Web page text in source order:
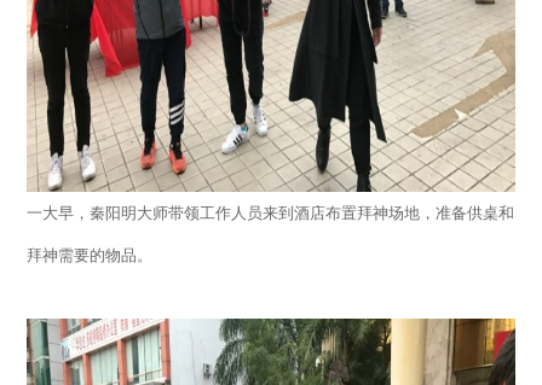
一大早，秦阳明大师带领工作人员来到酒店布置拜神场地，准备供桌和
拜神需要的物品。